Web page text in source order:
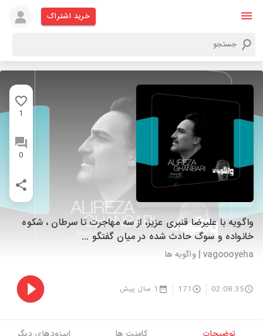
خرید اشتراک
1
0
واگویه با علیرضا قنبری عزیز، از سه مهاجرت تا سرطان ، شکوه
خانواده و سوگ حادث شده در میان گفتگو ...
vagoooyeha | واگویه ها
02:08:35
171 1 سال پیش